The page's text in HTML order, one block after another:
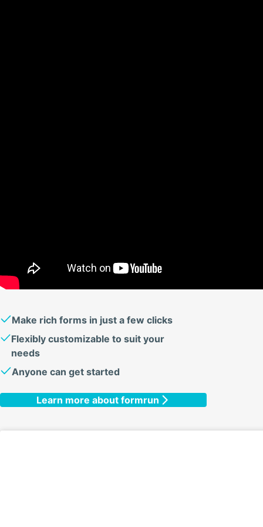
Make rich forms in just a few clicks
Flexibly customizable to suit your
needs
Anyone can get started
Learn more about formrun